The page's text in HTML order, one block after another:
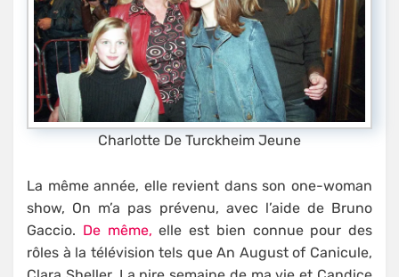
Charlotte De Turckheim Jeune
La même année, elle revient dans son one-woman
show, On m’a pas prévenu, avec l’aide de Bruno
Gaccio. De même,elle est bien connue pour des
rôles à la télévision tels que An August of Canicule,